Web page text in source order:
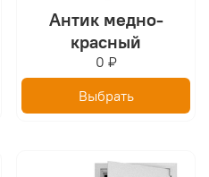
Антик медно-
красный
0 ₽
Выбрать